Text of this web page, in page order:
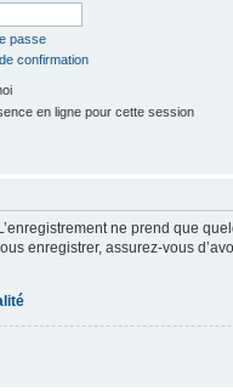
passe
confirmation
en ligne pour cette session
ne prend que
enregistrer, assurez-vous